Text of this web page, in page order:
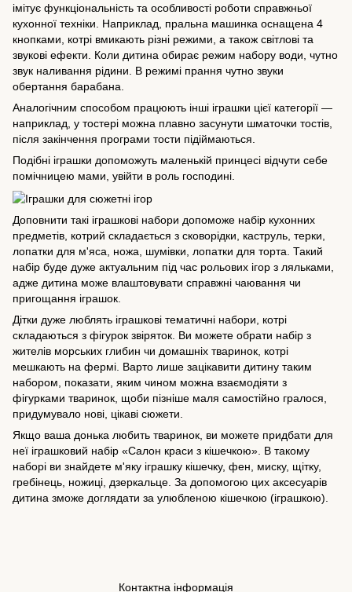
імітує функціональність та особливості роботи справжньої
кухонної техніки. Наприклад, пральна машинка оснащена 4
кнопками, котрі вмикають різні режими, а також світлові та
звукові ефекти. Коли дитина обирає режим набору води, чутно
звук наливання рідини. В режимі прання чутно звуки
обертання барабана.
Аналогічним способом працюють інші іграшки цієї категорії —
наприклад, у тостері можна плавно засунути шматочки тостів,
після закінчення програми тости підіймаються.
Подібні іграшки допоможуть маленькій принцесі відчути себе
помічницею мами, увійти в роль господині.
Доповнити такі іграшкові набори допоможе набір кухонних
предметів, котрий складається з сковорідки, каструль, терки,
лопатки для м'яса, ножа, шумівки, лопатки для торта. Такий
набір буде дуже актуальним під час рольових ігор з ляльками,
адже дитина може влаштовувати справжні чаювання чи
пригощання іграшок.
Дітки дуже люблять іграшкові тематичні набори, котрі
складаються з фігурок звіряток. Ви можете обрати набір з
жителів морських глибин чи домашніх тваринок, котрі
мешкають на фермі. Варто лише зацікавити дитину таким
набором, показати, яким чином можна взаємодіяти з
фігурками тваринок, щоби пізніше маля самостійно гралося,
придумувало нові, цікаві сюжети.
Якщо ваша донька любить тваринок, ви можете придбати для
неї іграшковий набір «Салон краси з кішечкою». В такому
наборі ви знайдете м'яку іграшку кішечку, фен, миску, щітку,
гребінець, ножиці, дзеркальце. За допомогою цих аксесуарів
дитина зможе доглядати за улюбленою кішечкою (іграшкою).
Контактна інформація